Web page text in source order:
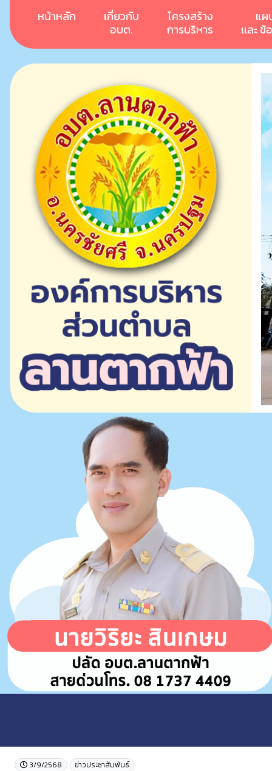
หน้าหลัก
เกี่ยวกับ
อบต.
โครงสร้าง
การบริหาร
แผ
เเละ
3/9/2568 ข่าวประชาสัมพันธ์